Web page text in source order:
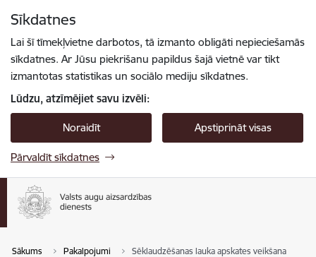
Sīkdatnes
Lai šī tīmekļvietne darbotos, tā izmanto obligāti nepieciešamās
sīkdatnes. Ar Jūsu piekrišanu papildus šajā vietnē var tikt
izmantotas statistikas un sociālo mediju sīkdatnes.
Lūdzu, atzīmējiet savu izvēli:
Noraidīt Apstiprināt visas
Pārvaldīt sīkdatnes
Sākums Pakalpojumi Sēklaudzēšanas lauka apskates veikšana